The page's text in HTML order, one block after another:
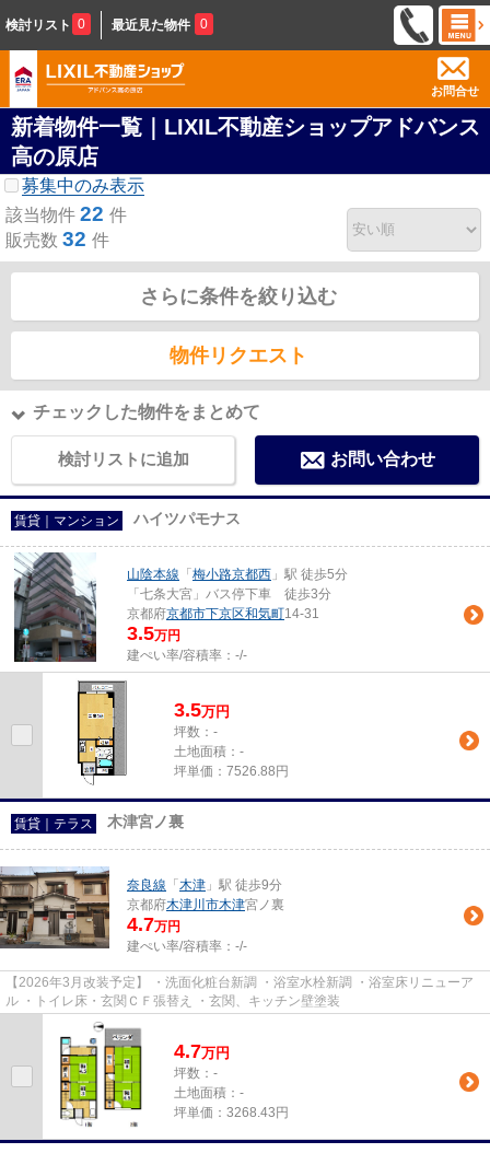
検討リスト 0 最近見た物件 0
お問合せ
新着物件一覧｜LIXIL不動産ショップアドバンス
高の原店
募集中のみ表示
該当物件 22 件
販売数 32 件
さらに条件を絞り込む
物件リクエスト
チェックした物件をまとめて
検討リストに追加 お問い合わせ
賃貸｜マンション ハイツパモナス
山陰本線 「 梅小路京都西 」駅 徒歩5分
「七条大宮」バス停下車 徒歩3分
京都府京都市下京区和気町14-31
3.5万円
建ぺい率/容積率： -/-
3.5万円
坪数：-
土地面積：-
坪単価：7526.88円
賃貸｜テラス 木津宮ノ裏
奈良線 「 木津 」駅 徒歩9分
京都府木津川市木津宮ノ裏
4.7万円
建ぺい率/容積率： -/-
【2026年3月改装予定】 ・洗面化粧台新調 ・浴室水栓新調 ・浴室床リニューア
ル ・トイレ床・玄関ＣＦ張替え ・玄関、キッチン壁塗装
4.7万円
坪数：-
土地面積：-
坪単価：3268.43円